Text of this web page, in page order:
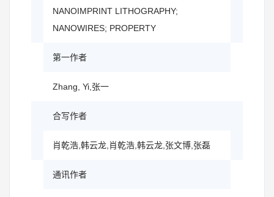
NANOIMPRINT LITHOGRAPHY;
NANOWIRES; PROPERTY
第一作者
Zhang, Yi,张一
合写作者
肖乾浩,韩云龙,肖乾浩,韩云龙,张文博,张磊
通讯作者